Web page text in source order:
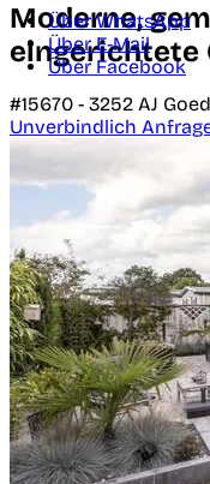
Über WhatsApp
Über E-Mail
Über Facebook
Moderne,
eingerichtete
#15670 - 3252 AJ
Unverbindlich